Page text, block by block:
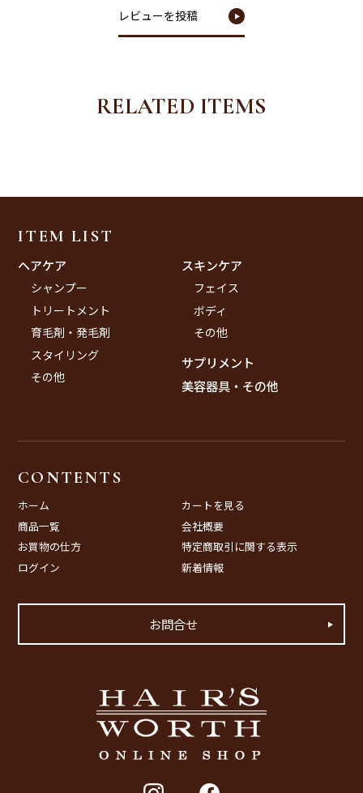
レビューを投稿
RELATED ITEMS
ITEM LIST
ヘアケア
シャンプー
トリートメント
育毛剤・発毛剤
スタイリング
その他
スキンケア
フェイス
ボディ
その他
サプリメント
美容器具・その他
CONTENTS
ホーム
商品一覧
お買物の仕方
ログイン
カートを見る
会社概要
特定商取引に関する表示
新着情報
お問合せ